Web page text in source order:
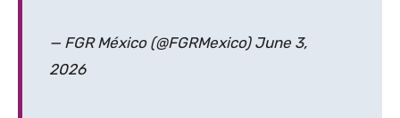
— FGR México (@FGRMexico) June 3,
2026